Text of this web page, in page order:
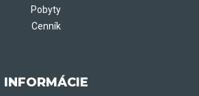
Pobyty
Cenník
INFORMÁCIE